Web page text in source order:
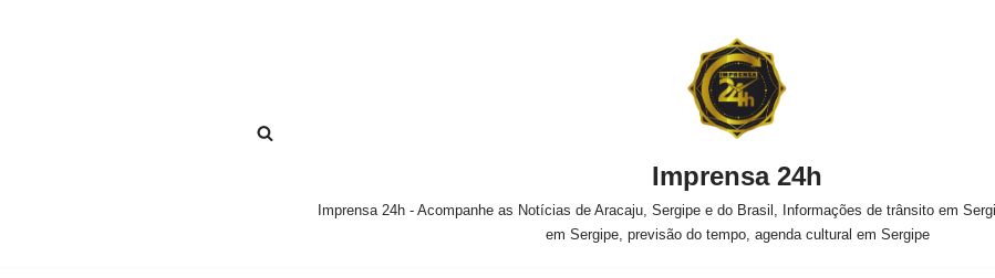
Imprensa 24h
Imprensa 24h - Acompanhe as Notícias de Aracaju, Sergipe e do Brasil, Informações de trânsito em
em Sergipe, previsão do tempo, agenda cultural em Sergipe